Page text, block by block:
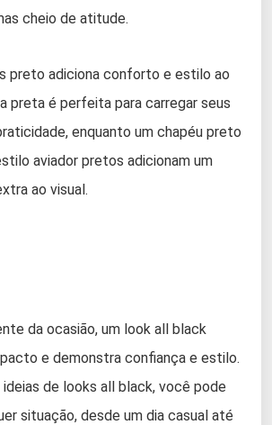
cheio de atitude.
preto adiciona conforto e estilo ao
preta é perfeita para carregar seus
enquanto um chapéu preto
aviador pretos adicionam um
ao visual.
da ocasião, um look all black
e demonstra confiança e estilo.
de looks all black, você pode
situação, desde um dia casual até